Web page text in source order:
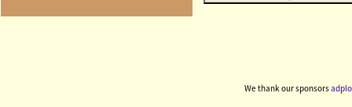
We thank our sponsors